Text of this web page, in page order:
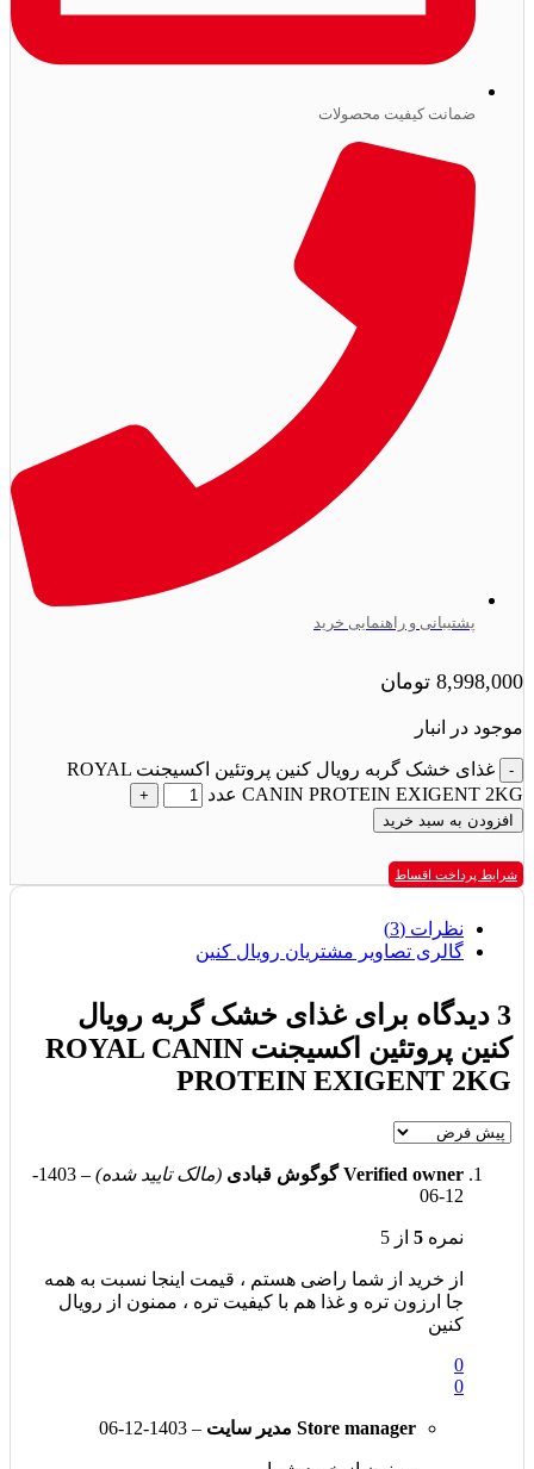
ضمانت کیفیت محصولات
پشتیبانی و راهنمایی خرید
8,998,000 تومان
موجود در انبار
غذای خشک گربه رویال کنین پروتئین اکسیجنت ROYAL
CANIN PROTEIN EXIGENT 2KG عدد
افزودن به سبد خرید
شرایط پرداخت اقساط
نظرات (3)
گالری تصاویر مشتریان رویال کنین
3 دیدگاه برای
غذای خشک گربه رویال
کنین پروتئین اکسیجنت ROYAL CANIN
PROTEIN EXIGENT 2KG
Verified owner گوگوش قبادی (مالک تایید شده) –
1403-
12-06
نمره 5 از 5
از خرید از شما راضی هستم ، قیمت اینجا نسبت به همه
جا ارزون تره و غذا هم با کیفیت تره ، ممنون از رویال
کنین
0
0
Store manager مدیر سایت –
1403-12-06